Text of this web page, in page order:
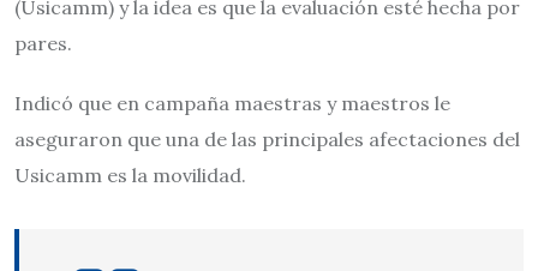
(Usicamm) y la idea es que la evaluación esté hecha por
pares.
Indicó que en campaña maestras y maestros le
aseguraron que una de las principales afectaciones del
Usicamm es la movilidad.